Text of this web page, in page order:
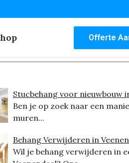
Offerte
Stucbehang voor nieuwbouw
Ben je op zoek naar een
muren...
Behang Verwijderen in
Wil je behang verwijderen in